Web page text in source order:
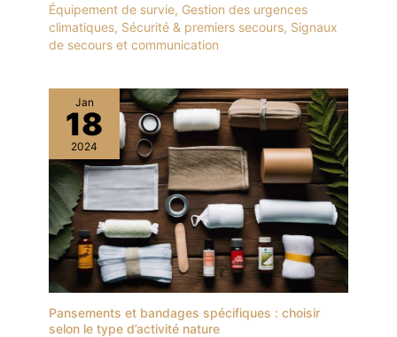
Équipement de survie, Gestion des urgences
climatiques, Sécurité & premiers secours, Signaux
de secours et communication
Jan
18
2024
Pansements et bandages spécifiques : choisir
selon le type d’activité nature